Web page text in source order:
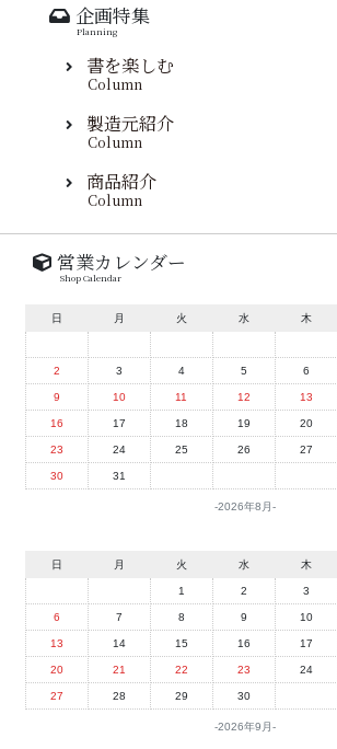
企画特集
Planning
書を楽しむ
Column
製造元紹介
Column
商品紹介
Column
営業カレンダー
Shop Calendar
2026年8月
日 月 火 水 木
2 3 4 5 6
9 10 11 12 13
16 17 18 19 20
23 24 25 26 27
30 31
2026年9月
日 月 火 水 木
1 2 3
6 7 8 9 10
13 14 15 16 17
20 21 22 23 24
27 28 29 30